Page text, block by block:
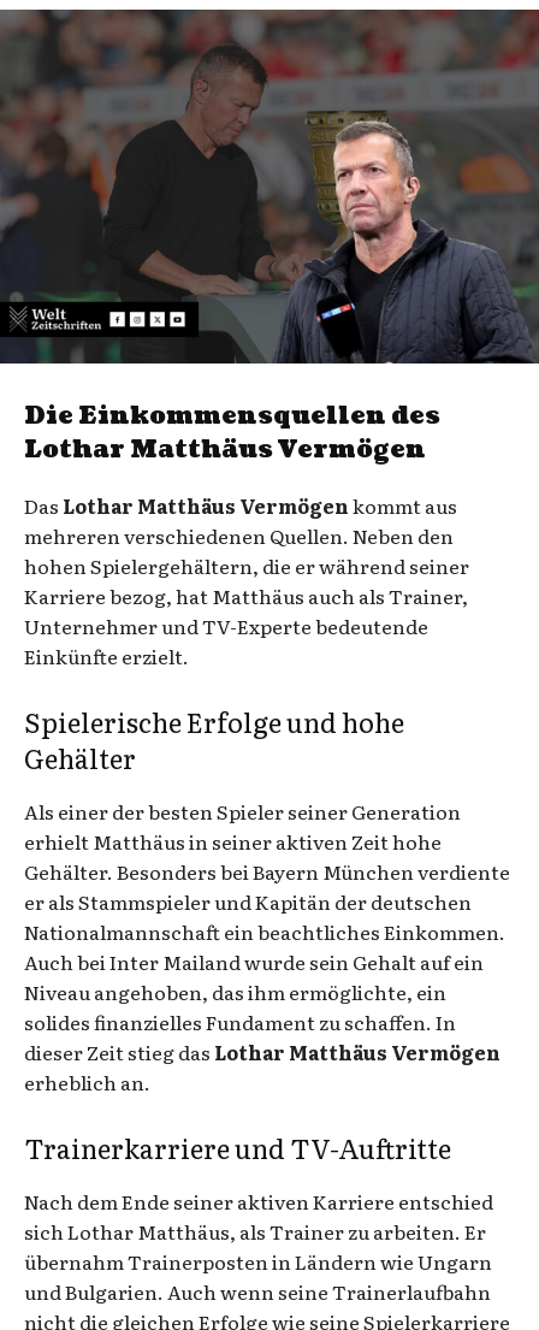
Die Einkommensquellen des
Lothar Matthäus Vermögen
Das Lothar Matthäus Vermögenkommt aus
mehreren verschiedenen Quellen. Neben den
hohen Spielergehältern, die er während seiner
Karriere bezog, hat Matthäus auch als Trainer,
Unternehmer und TV-Experte bedeutende
Einkünfte erzielt.
Spielerische Erfolge und hohe
Gehälter
Als einer der besten Spieler seiner Generation
erhielt Matthäus in seiner aktiven Zeit hohe
Gehälter. Besonders bei Bayern München verdiente
er als Stammspieler und Kapitän der deutschen
Nationalmannschaft ein beachtliches Einkommen.
Auch bei Inter Mailand wurde sein Gehalt auf ein
Niveau angehoben, das ihm ermöglichte, ein
solides finanzielles Fundament zu schaffen. In
dieser Zeit stieg das Lothar Matthäus Vermögen
erheblich an.
Trainerkarriere und TV-Auftritte
Nach dem Ende seiner aktiven Karriere entschied
sich Lothar Matthäus, als Trainer zu arbeiten. Er
übernahm Trainerposten in Ländern wie Ungarn
und Bulgarien. Auch wenn seine Trainerlaufbahn
nicht die gleichen Erfolge wie seine Spielerkarriere